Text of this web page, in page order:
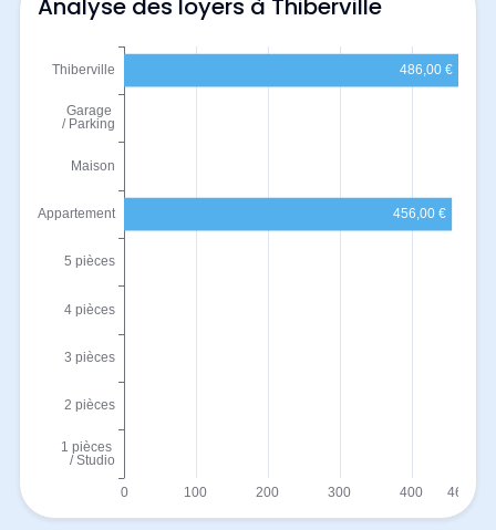
Analyse des loyers à Thiberville